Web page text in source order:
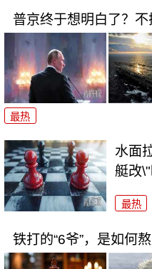
普京终于想明白了？
最热
水面
艇改\"
最热
铁打的“6爷”，是如何